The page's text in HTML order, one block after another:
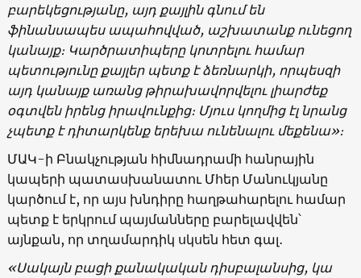
բարեկեցությանը,այդ քայլին գնում են
ֆինանսապես ապահովված, աշխատանք ունեցող
կանայք։ Կարծրատիպերը կոտրելու համար
պետությունը քայլեր պետք է ձեռնարկի, որպեսզի
այդ կանայք առանց թիրախավորվելու լիարժեք
օգտվեն իրենց իրավունքից։ Մյուս կողմից էլ նրանց
չպետք է դիտարկենք երեխա ունենալու մեքենա»։
ՄԱԿ-ի Բնակչության հիմնադրամի հանրային
կապերի պատասխանատու Մհեր Մանուկյանը
կարծում է, որ այս խնդիրը հաղթահարելու համար
պետք է երկրում պայմանները բարելավվեն՝
այնքան, որ տղամարդիկ սկսեն հետ գալ․
«Սակայն բացի քանակական դիսբալանսից, կա